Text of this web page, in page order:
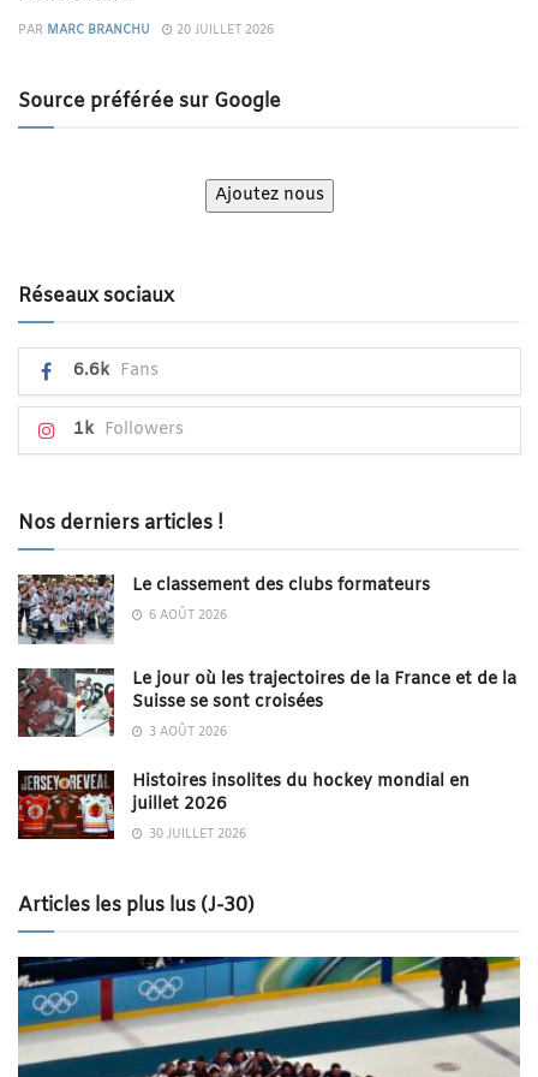
PAR MARC BRANCHU 20 JUILLET 2026
Source préférée sur Google
Ajoutez nous
Réseaux sociaux
6.6k Fans
1k Followers
Nos derniers articles !
Le classement des clubs formateurs
6 AOÛT 2026
Le jour où les trajectoires de la France et de la
Suisse se sont croisées
3 AOÛT 2026
Histoires insolites du hockey mondial en
juillet 2026
30 JUILLET 2026
Articles les plus lus (J-30)